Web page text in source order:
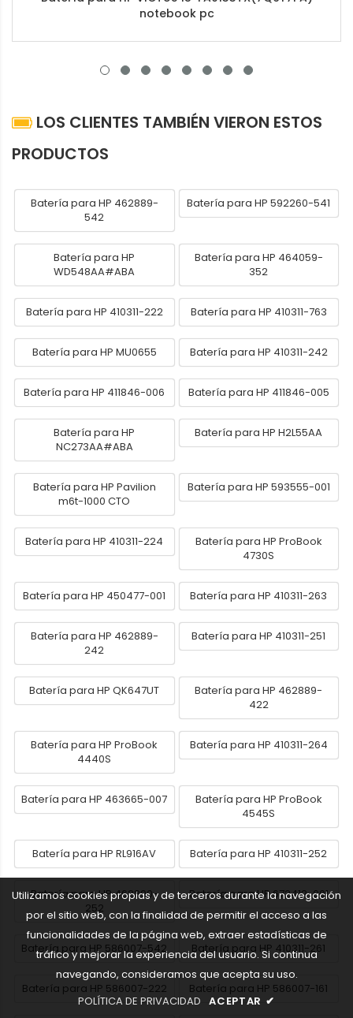
notebook pc
LOS CLIENTES TAMBIÉN VIERON ESTOS
PRODUCTOS
Batería para HP 462889-
542
Batería para HP 592260-541
Batería para HP
WD548AA#ABA
Batería para HP 464059-
352
Batería para HP 410311-222 Batería para HP 410311-763
Batería para HP MU0655 Batería para HP 410311-242
Batería para HP 411846-006 Batería para HP 411846-005
Batería para HP
NC273AA#ABA
Batería para HP H2L55AA
Batería para HP Pavilion
m6t-1000 CTO
Batería para HP 593555-001
Batería para HP 410311-224
Batería para HP ProBook
4730S
Batería para HP 450477-001 Batería para HP 410311-263
Batería para HP 462889-
242
Batería para HP 410311-251
Batería para HP QK647UT
Batería para HP 462889-
422
Batería para HP ProBook
4440S
Batería para HP 410311-264
Batería para HP 463665-007
Batería para HP ProBook
4545S
Batería para HP RL916AV Batería para HP 410311-252
Batería para HP 462890-
252
Batería para HP 672412-001
Batería para HP 586007-542 Batería para HP 410311-261
Batería para HP 586007-222 Batería para HP 586007-161
Utilizamos cookies propias y de terceros durante la navegación
por el sitio web, con la finalidad de permitir el acceso a las
funcionalidades de la página web, extraer estadísticas de
tráfico y mejorar la experiencia del usuario. Si continua
navegando, consideramos que acepta su uso.
POLÍTICA DE PRIVACIDAD ACEPTAR ✔